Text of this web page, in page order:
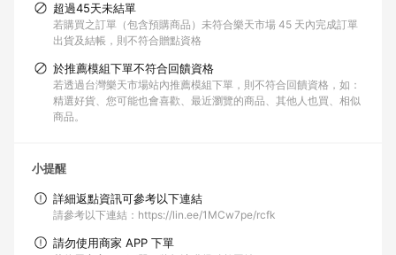
超過45天未結單
若購買之訂單（包含預購商品）未符合樂天市場 45 天內完成訂單
出貨及結帳，則不符合贈點資格
於推薦模組下單不符合回饋資格
若透過台灣樂天市場站內推薦模組下單，則不符合回饋資格，如：
精選好貨、您可能也會喜歡、最近瀏覽的商品、其他人也買、相似
商品。
小提醒
詳細返點資訊可參考以下連結
請參考以下連結：https://lin.ee/1MCw7pe/rcfk
請勿使用商家 APP 下單